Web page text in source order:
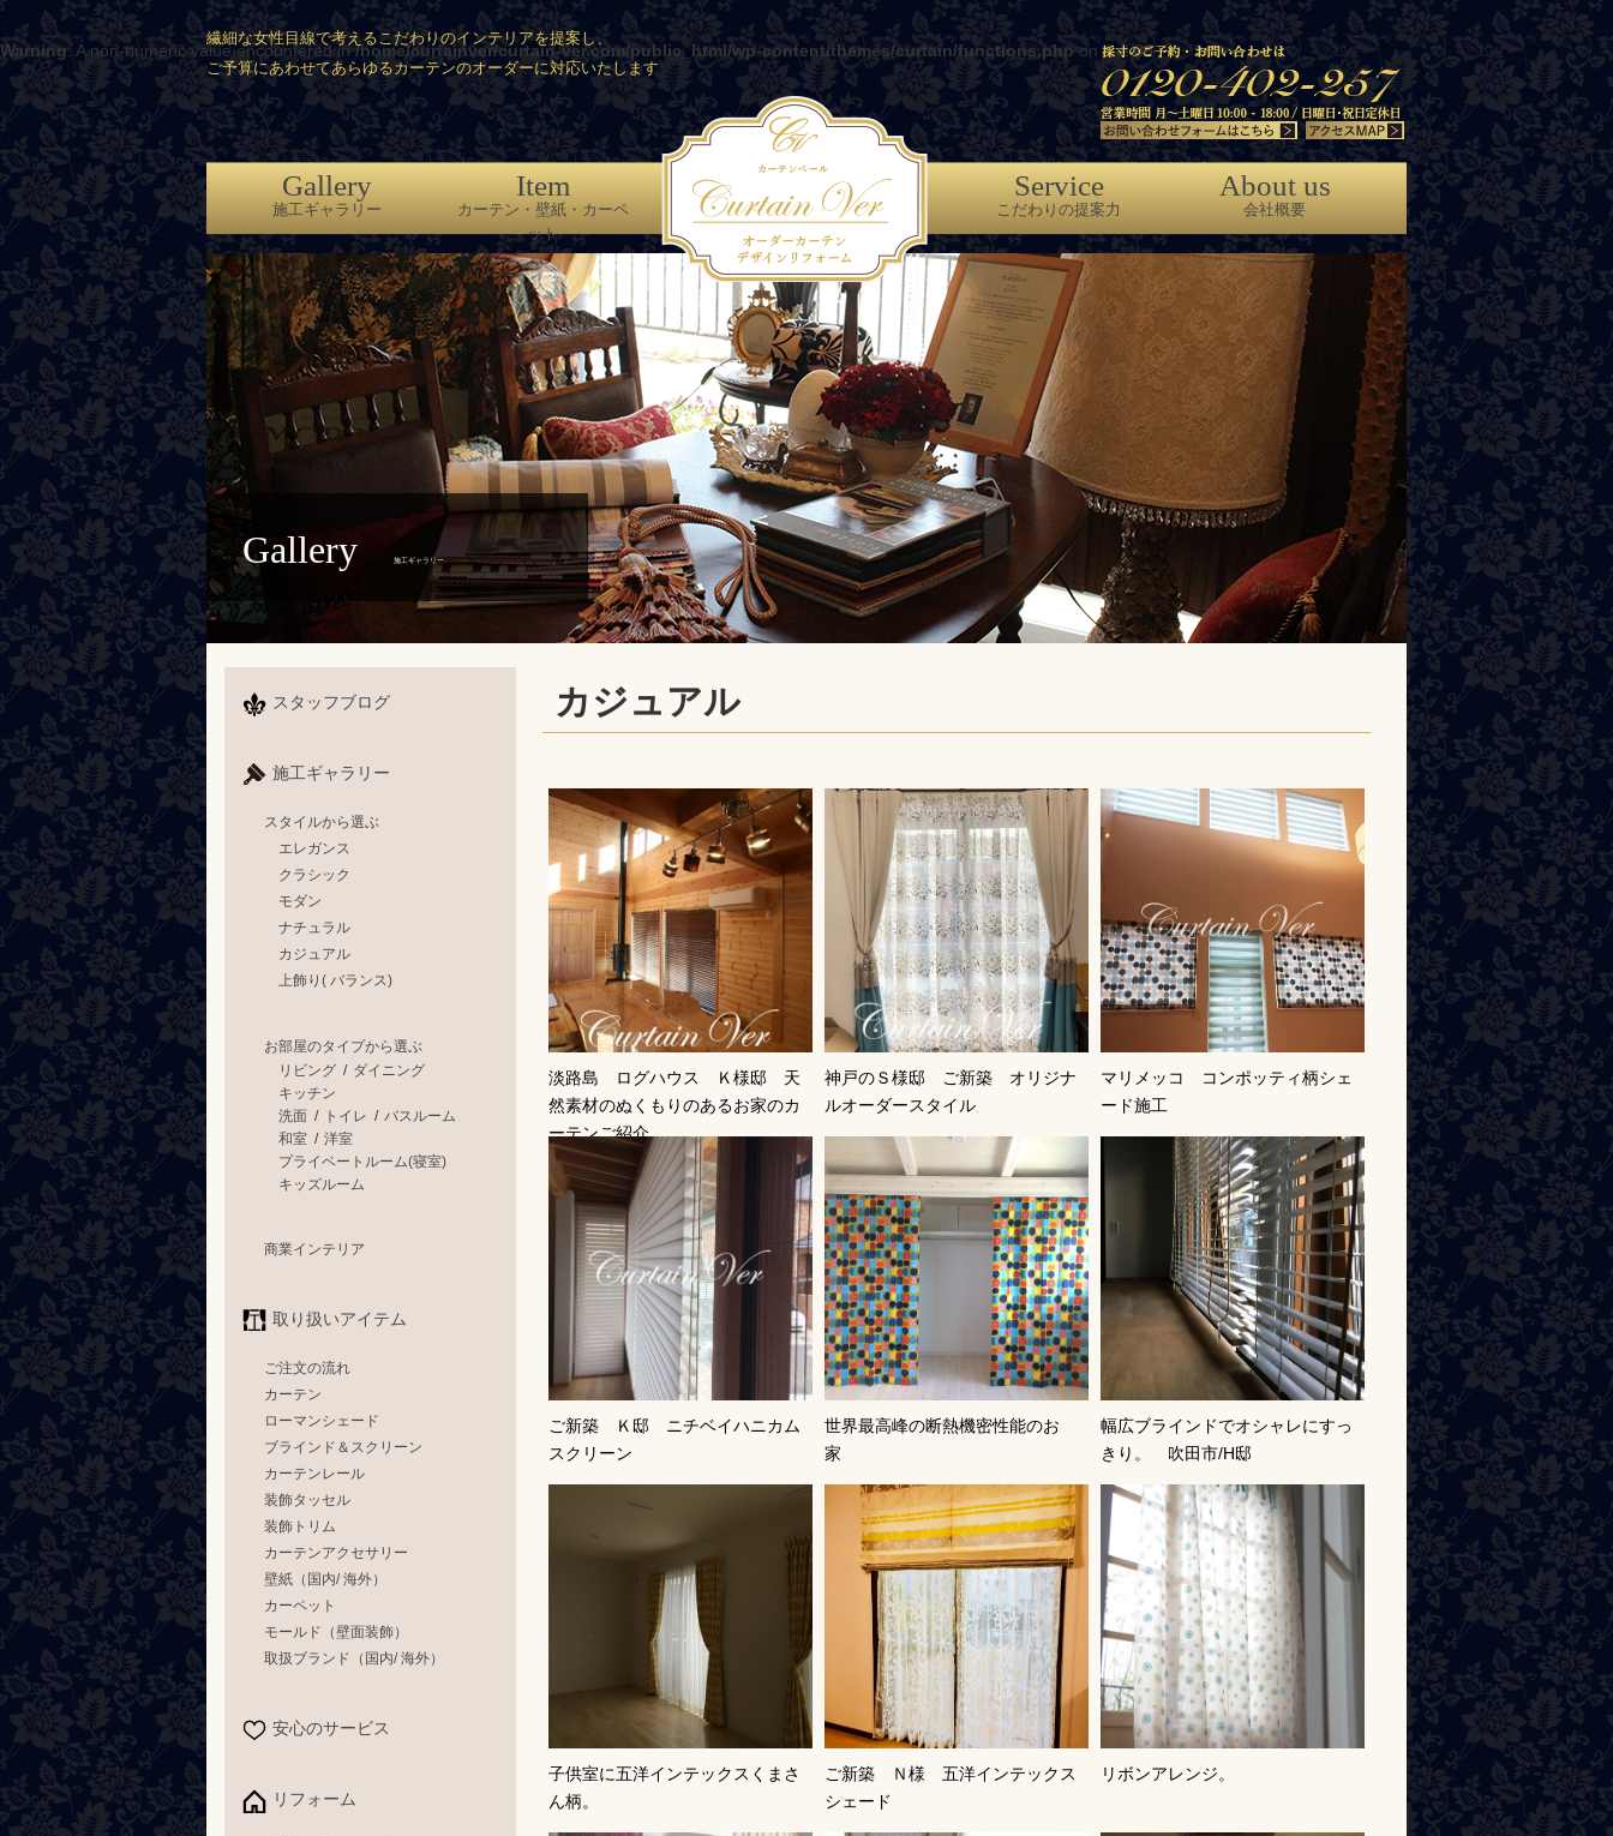
Warning: A non-numeric value encountered in/home/curtainver/curtain-ver.com/public_html/wp-content/themes/curtain/functions.php on line86
繊細な女性目線で考えるこだわりのインテリアを提案し、
ご予算にあわせてあらゆるカーテンのオーダーに対応いたします
Gallery
施工ギャラリー
Item
カーテン・壁紙・カーペ
ット
Service
こだわりの提案力
About us
会社概要
Gallery 施工ギャラリー
カジュアル
淡路島 ログハウス Ｋ様邸 天
然素材のぬくもりのあるお家のカ
ーテンご紹介
神戸のＳ様邸 ご新築 オリジナ
ルオーダースタイル
マリメッコ コンポッティ柄シェ
ード施工
ご新築 Ｋ邸 ニチベイハニカム
スクリーン
世界最高峰の断熱機密性能のお
家
幅広ブラインドでオシャレにすっ
きり。 吹田市/H邸
子供室に五洋インテックスくまさ
ん柄。
ご新築 Ｎ様 五洋インテックス
シェード
リボンアレンジ。
スタッフブログ
施工ギャラリー
スタイルから選ぶ
エレガンス
クラシック
モダン
ナチュラル
カジュアル
上飾り( バランス)
お部屋のタイプから選ぶ
リビング / ダイニング
キッチン
洗面 / トイレ / バスルーム
和室 / 洋室
プライベートルーム(寝室)
キッズルーム
商業インテリア
取り扱いアイテム
ご注文の流れ
カーテン
ローマンシェード
ブラインド＆スクリーン
カーテンレール
装飾タッセル
装飾トリム
カーテンアクセサリー
壁紙（国内/ 海外）
カーペット
モールド（壁面装飾）
取扱ブランド（国内/ 海外）
安心のサービス
リフォーム